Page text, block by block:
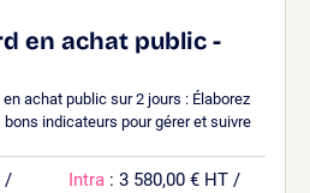
en achat public -
achat public sur 2 jours : Élaborez
indicateurs pour gérer et suivre
/
Intra : 3 580,00 € HT /